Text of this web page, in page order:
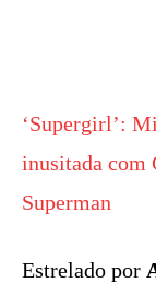
‘Supergirl’:
inusitada com
Superman
Estrelado por